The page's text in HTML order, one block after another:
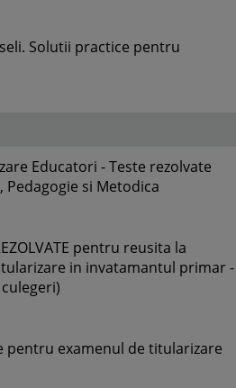
Solutii practice pentru
Educatori - Teste rezolvate
Pedagogie si Metodica
pentru reusita la
in invatamantul primar -
culegeri)
pentru examenul de titularizare